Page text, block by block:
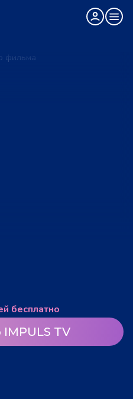
бесплатно
TV